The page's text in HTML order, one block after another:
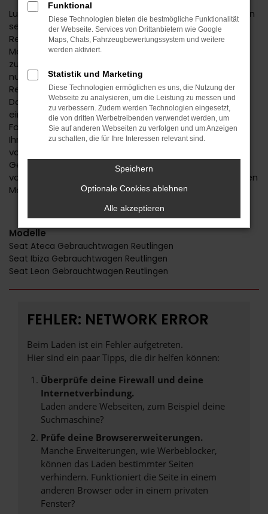
Lust auf einen Spartipp aus dem Autohaus Daub? Dann
setzen Sie auf einen Seat Gebrauchtwagen. Für
Reutlingen existiert keine günstigere Variante der
Mobilität und Sie dürfen sich auf ein rundum
zuverlässiges Fahrzeug freuen. Wir bieten Ihnen nicht
nur eine große Auswahl an Seat Gebrauchtwagen für
Reutlingen, sondern auch einen umfassenden Service.
Das beginnt mit der Beratung, bei der wir Ihnen erst
einmal genau zuhören. Wir finden heraus, welches
Fahrzeug das passende für Sie ist und unterbreiten
Ihnen auf Basis Ihrer individuellen Vorgaben eine Reihe
von Vorschlägen. Wenn wir uns für einen Seat
Gebrauchtwagen entschieden haben, profitieren Sie
von unserer meist großen Auswahl an unterschiedlichen
Modellen.
Modelle
Seat Ateca Gebrauchtwagen Reutlingen
Seat Ibiza Gebrauchtwagen Reutlingen
Seat Leon Gebrauchtwagen Reutlingen
FEHLER: NETWORK ERROR
Beim Laden ist ein Fehler aufgetreten.
Hier sind ein paar Tipps, die dir helfen können:
Überprüfe deine Firewall und deine
Internetverbindung.
Laden andere Webseiten, zum Beispiel deine
Suchmaschine?
Prüfe deine Browsererweiterungen.
Manche Erweiterungen, wie Werbeblocker,
können das Laden bestimmter Seiten
verhindern. Funktioniert die Seite in einem
anderen Browser oder in einem privaten
Fenster?
Funktional
Diese Technologien bieten die bestmögliche Funktionalität
der Webseite. Services von Drittanbietern wie Google
Maps, Chats, Fahrzeugbewertungssystem und weitere
werden aktiviert.
Statistik und Marketing
Diese Technologien ermöglichen es uns, die Nutzung der
Webseite zu analysieren, um die Leistung zu messen und
zu verbessern. Zudem werden Technologien eingesetzt,
die von dritten Werbetreibenden verwendet werden, um
Sie auf anderen Webseiten zu verfolgen und um Anzeigen
zu schalten, die für Ihre Interessen relevant sind.
Speichern
Optionale Cookies ablehnen
Alle akzeptieren